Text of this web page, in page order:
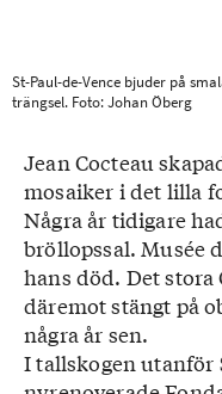
St-Paul-de-Vence bjuder på
trängsel. Foto: Johan Öberg
Jean Cocteau
mosaiker i det lilla
Några år tidigare
bröllopssal. Musée
hans död. Det
däremot stängt på
några år sen.
I tallskogen utanför